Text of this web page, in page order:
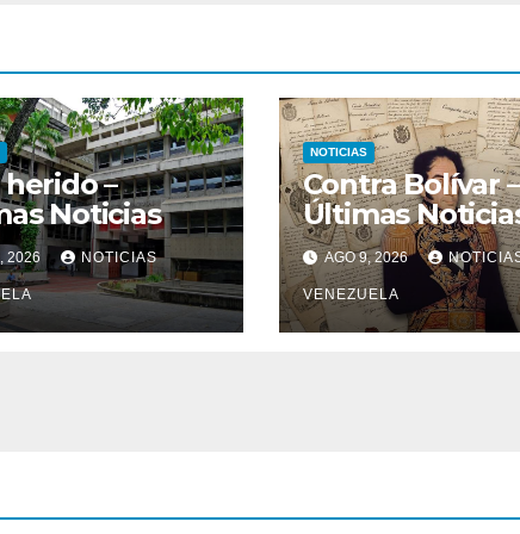
–
Noticias
2026 NOTICIAS
NOTICIAS
Contra Bolívar –
Últimas
AGO 9, 2026
VENEZUELA